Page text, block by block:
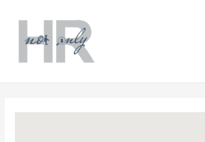
navigation